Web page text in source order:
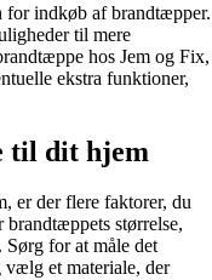
for indkøb af brandtæpper.
til mere
hos Jem og Fix,
ekstra funktioner,
til dit hjem
er der flere faktorer, du
størrelse,
Sørg for at måle det
vælg et materiale, der